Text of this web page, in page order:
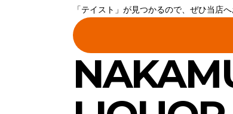
「テイスト」が見つかるので、ぜひ当店へ